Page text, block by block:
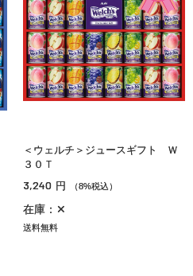
＜ウェルチ＞ジュースギフト Ｗ
３０Ｔ
3,240 円 （8%税込）
在庫：✕
送料無料